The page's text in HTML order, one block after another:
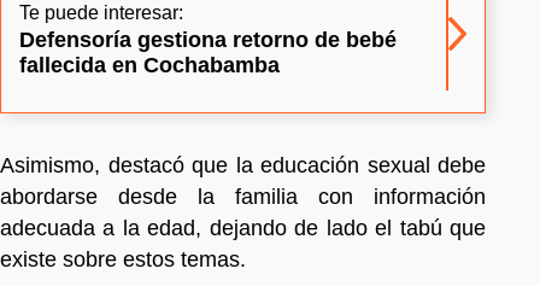
Te puede interesar:
Defensoría gestiona retorno de bebé
fallecida en Cochabamba
Asimismo, destacó que la educación sexual debe
abordarse desde la familia con información
adecuada a la edad, dejando de lado el tabú que
existe sobre estos temas.